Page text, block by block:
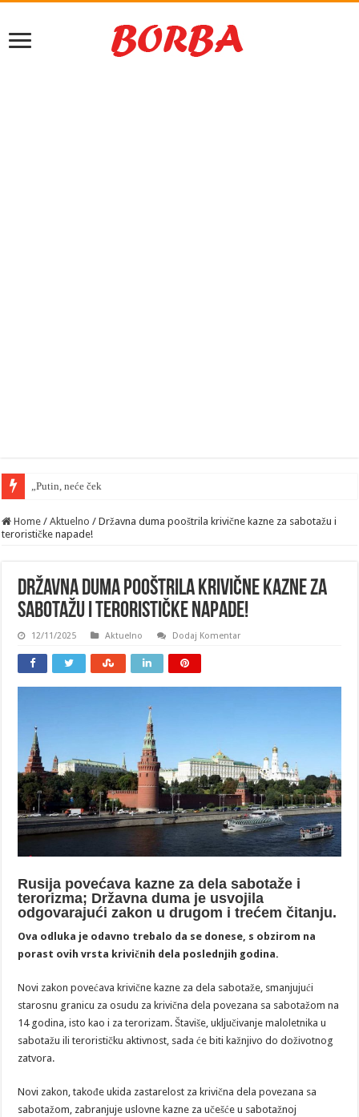
„Putin, neće čekati“ — Rusija će biti
Home / Aktuelno / Državna duma pooštrila krivične kazne za sabotažu i
terorističke napade!
Državna duma pooštrila krivične kazne za
sabotažu i terorističke napade!
12/11/2025 Aktuelno Dodaj Komentar
Rusija povećava kazne za dela sabotaže i
terorizma; Državna duma je usvojila
odgovarajući zakon u drugom i trećem čitanju.
Ova odluka je odavno trebalo da se donese, s obzirom na
porast ovih vrsta krivičnih dela poslednjih godina.
Novi zakon povećava krivične kazne za dela sabotaže, smanjujući
starosnu granicu za osudu za krivična dela povezana sa sabotažom na
14 godina, isto kao i za terorizam. Štaviše, uključivanje maloletnika u
sabotažu ili terorističku aktivnost, sada će biti kažnjivo do doživotnog
zatvora.
Novi zakon, takođe ukida zastarelost za krivična dela povezana sa
sabotažom, zabranjuje uslovne kazne za učešće u sabotažnoj